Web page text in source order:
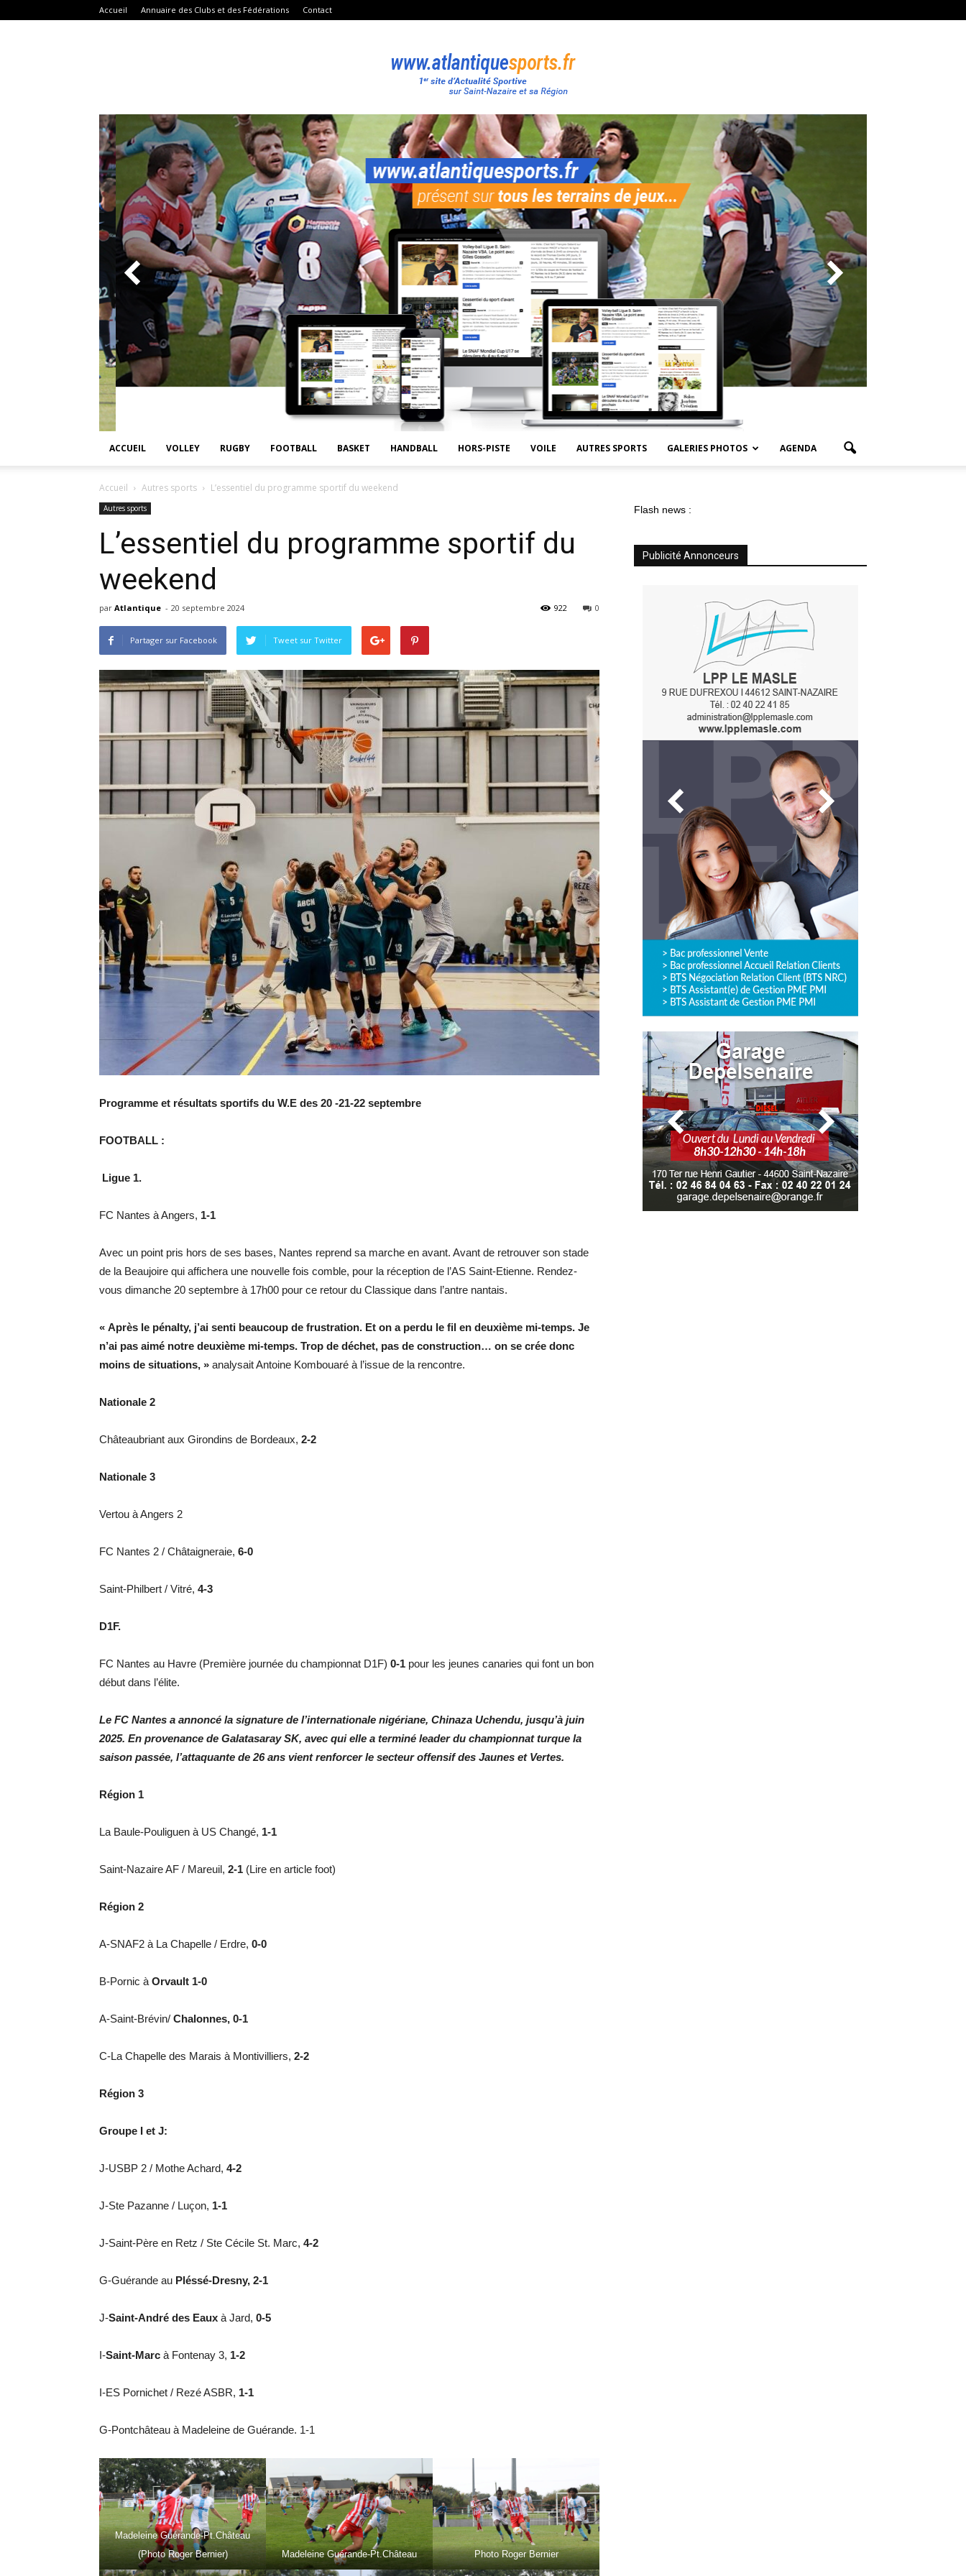
Accueil Annuaire des Clubs et des Fédérations Contact
Atlantique
Sport
ACCUEIL VOLLEY RUGBY FOOTBALL BASKET HANDBALL HORS-PISTE VOILE AUTRES SPORTS GALERIES PHOTOS AGENDA
Accueil Autres sports L’essentiel du programme sportif du weekend
Autres sports
L’essentiel du programme sportif du
weekend
par Atlantique - 20 septembre 2024 0
922
Partager sur Facebook Tweet sur Twitter
Programme et résultats sportifs du W.E des 20 -21-22 septembre
FOOTBALL :
Ligue 1.
FC Nantes à Angers, 1-1
Avec un point pris hors de ses bases, Nantes reprend sa marche en avant. Avant de retrouver son stade
de la Beaujoire qui affichera une nouvelle fois comble, pour la réception de l’AS Saint-Etienne. Rendez-
vous dimanche 20 septembre à 17h00 pour ce retour du Classique dans l’antre nantais.
« Après le pénalty, j’ai senti beaucoup de frustration. Et on a perdu le fil en deuxième mi-temps. Je
n’ai pas aimé notre deuxième mi-temps. Trop de déchet, pas de construction… on se crée donc
moins de situations, » analysait Antoine Kombouaré à l’issue de la rencontre.
Nationale 2
Châteaubriant aux Girondins de Bordeaux, 2-2
Nationale 3
Vertou à Angers 2
FC Nantes 2 / Châtaigneraie, 6-0
Saint-Philbert / Vitré, 4-3
D1F.
FC Nantes au Havre (Première journée du championnat D1F) 0-1 pour les jeunes canaries qui font un bon
début dans l’élite.
Le FC Nantes a annoncé la signature de l’internationale nigériane, Chinaza Uchendu, jusqu’à juin
2025. En provenance de Galatasaray SK, avec qui elle a terminé leader du championnat turque la
saison passée, l’attaquante de 26 ans vient renforcer le secteur offensif des Jaunes et Vertes.
Région 1
La Baule-Pouliguen à US Changé, 1-1
Saint-Nazaire AF / Mareuil, 2-1 (Lire en article foot)
Région 2
A-SNAF2 à La Chapelle / Erdre, 0-0
B-Pornic à Orvault 1-0
A-Saint-Brévin/ Chalonnes, 0-1
C-La Chapelle des Marais à Montivilliers, 2-2
Région 3
Groupe I et J:
J-USBP 2 / Mothe Achard, 4-2
J-Ste Pazanne / Luçon, 1-1
J-Saint-Père en Retz / Ste Cécile St. Marc, 4-2
G-Guérande au Pléssé-Dresny, 2-1
J-Saint-André des Eaux à Jard, 0-5
I-Saint-Marc à Fontenay 3, 1-2
I-ES Pornichet / Rezé ASBR, 1-1
G-Pontchâteau à Madeleine de Guérande. 1-1
Madeleine Guérande-Pt.Château
(Photo Roger Bernier)
Madeleine Guérande-Pt.Château Photo Roger Bernier
Flash news :
Publicité Annonceurs